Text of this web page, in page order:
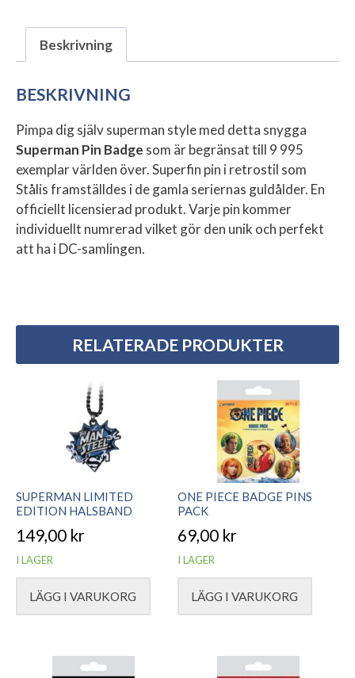
Beskrivning
BESKRIVNING
Pimpa dig själv superman style med detta snygga
Superman Pin Badge som är begränsat till 9 995
exemplar världen över. Superfin pin i retrostil som
Stålis framställdes i de gamla seriernas guldålder. En
officiellt licensierad produkt. Varje pin kommer
individuellt numrerad vilket gör den unik och perfekt
att ha i DC-samlingen.
RELATERADE PRODUKTER
SUPERMAN LIMITED
EDITION HALSBAND
149,00 kr
I LAGER
LÄGG I VARUKORG
ONE PIECE BADGE PINS
PACK
69,00 kr
I LAGER
LÄGG I VARUKORG